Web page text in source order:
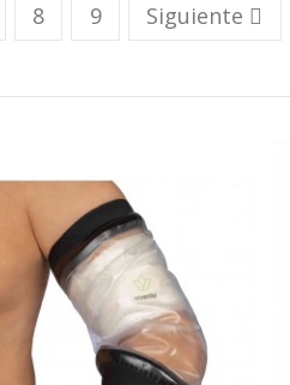
8 9 Siguiente 